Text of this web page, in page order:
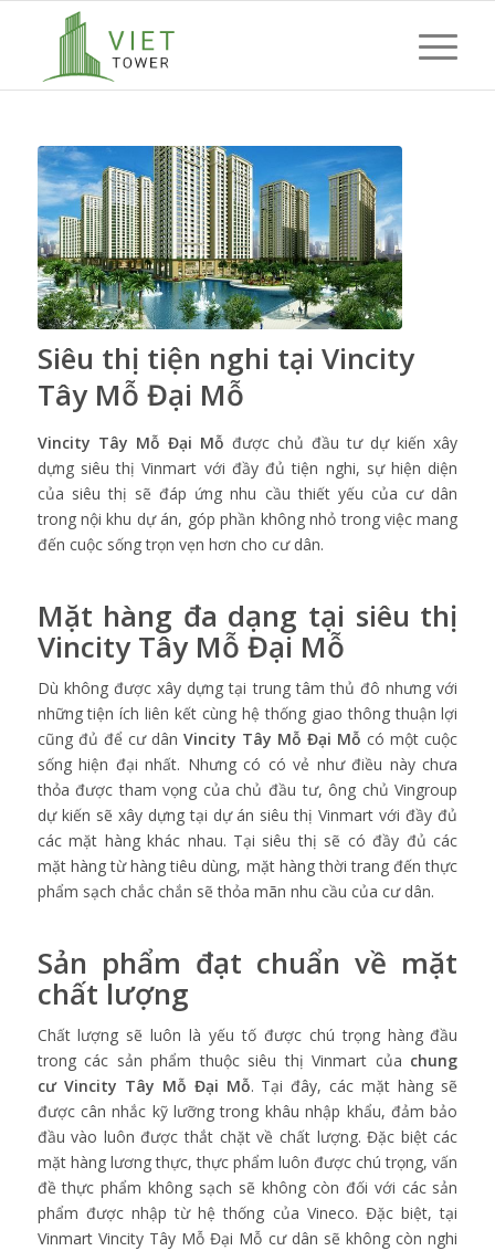
Siêu thị tiện nghi tại Vincity
Tây Mỗ Đại Mỗ
Vincity Tây Mỗ Đại Mỗ được chủ đầu tư dự kiến xây
dựng siêu thị Vinmart với đầy đủ tiện nghi, sự hiện diện
của siêu thị sẽ đáp ứng nhu cầu thiết yếu của cư dân
trong nội khu dự án, góp phần không nhỏ trong việc mang
đến cuộc sống trọn vẹn hơn cho cư dân.
Mặt hàng đa dạng tại siêu thị
Vincity Tây Mỗ Đại Mỗ
Dù không được xây dựng tại trung tâm thủ đô nhưng với
những tiện ích liên kết cùng hệ thống giao thông thuận lợi
cũng đủ để cư dân Vincity Tây Mỗ Đại Mỗ có một cuộc
sống hiện đại nhất. Nhưng có có vẻ như điều này chưa
thỏa được tham vọng của chủ đầu tư, ông chủ Vingroup
dự kiến sẽ xây dựng tại dự án siêu thị Vinmart với đầy đủ
các mặt hàng khác nhau. Tại siêu thị sẽ có đầy đủ các
mặt hàng từ hàng tiêu dùng, mặt hàng thời trang đến thực
phẩm sạch chắc chắn sẽ thỏa mãn nhu cầu của cư dân.
Sản phẩm đạt chuẩn về mặt
chất lượng
Chất lượng sẽ luôn là yếu tố được chú trọng hàng đầu
trong các sản phẩm thuộc siêu thị Vinmart của chung
cư Vincity Tây Mỗ Đại Mỗ. Tại đây, các mặt hàng sẽ
được cân nhắc kỹ lưỡng trong khâu nhập khẩu, đảm bảo
đầu vào luôn được thắt chặt về chất lượng. Đặc biệt các
mặt hàng lương thực, thực phẩm luôn được chú trọng, vấn
đề thực phẩm không sạch sẽ không còn đối với các sản
phẩm được nhập từ hệ thống của Vineco. Đặc biệt, tại
Vinmart Vincity Tây Mỗ Đại Mỗ cư dân sẽ không còn nghi